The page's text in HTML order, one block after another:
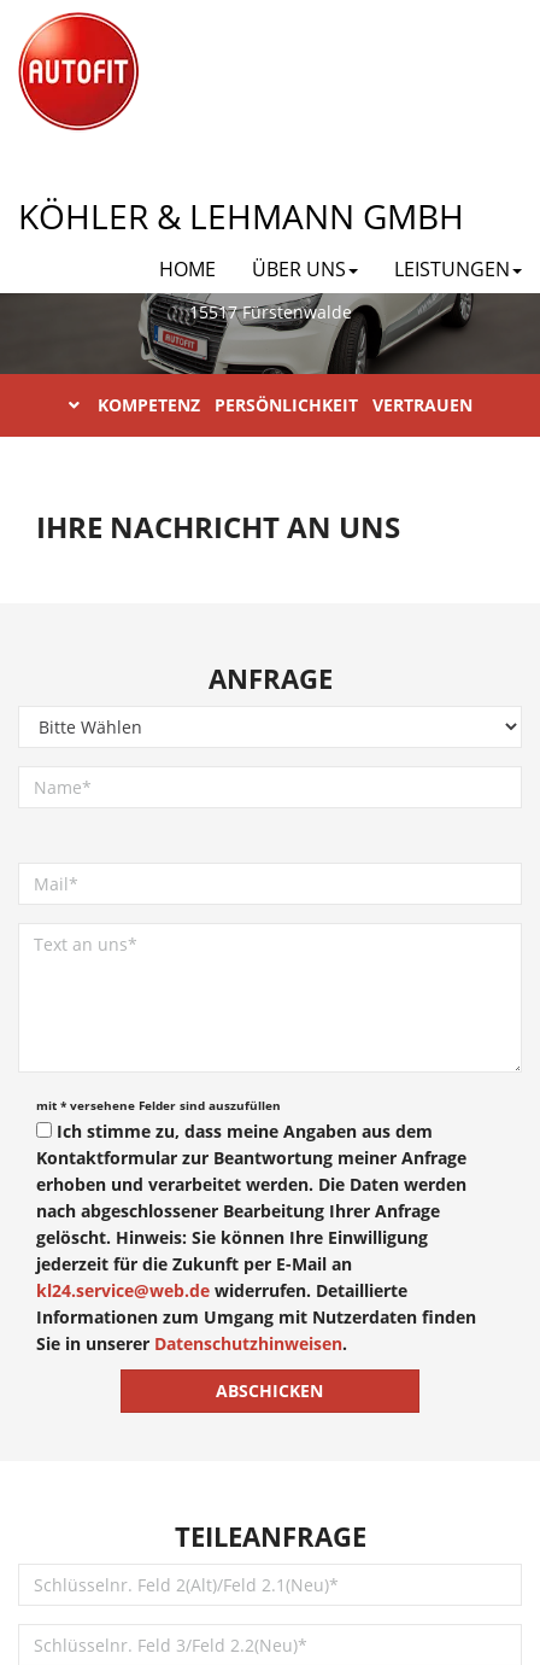
KÖHLER & LEHMANN GMBH
HOME ÜBER UNS LEISTUNGEN
AUTOFIT KÖHLER & LEHMANN
GMBH
15517 Fürstenwalde
KOMPETENZ PERSÖNLICHKEIT VERTRAUEN
IHRE NACHRICHT AN UNS
ANFRAGE
mit * versehene Felder sind auszufüllen
Ich stimme zu, dass meine Angaben aus dem
Kontaktformular zur Beantwortung meiner Anfrage
erhoben und verarbeitet werden. Die Daten werden
nach abgeschlossener Bearbeitung Ihrer Anfrage
gelöscht. Hinweis: Sie können Ihre Einwilligung
jederzeit für die Zukunft per E-Mail an
kl24.service@web.de widerrufen. Detaillierte
Informationen zum Umgang mit Nutzerdaten finden
Sie in unserer Datenschutzhinweisen.
TEILEANFRAGE